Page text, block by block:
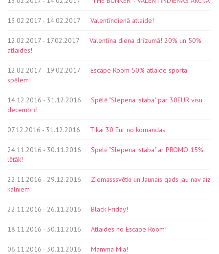
13.02.2017 - 14.02.2017 Valentīndienā atlaide!
12.02.2017 - 17.02.2017
Valentīna diena drīzumā! 20% un 50%
atlaides!
12.02.2017 - 19.02.2017
Escape Room 50% atlaide sporta
spēlem!
14.12.2016 - 31.12.2016
Spēlē "Slepena istaba" par 30EUR visu
decembrī!
07.12.2016 - 31.12.2016 Tikai 30 Eur no komandas
24.11.2016 - 30.11.2016
Spēlē "Slepena istaba" ar PROMO 15%
lētāk!
22.11.2016 - 29.12.2016
Ziemasssvētki un Jaunais gads jau nav aiz
kalniem!
22.11.2016 - 26.11.2016 Black Friday!
18.11.2016 - 30.11.2016 Atlaides no Escape Room!
06.11.2016 - 30.11.2016 Mamma Mia!